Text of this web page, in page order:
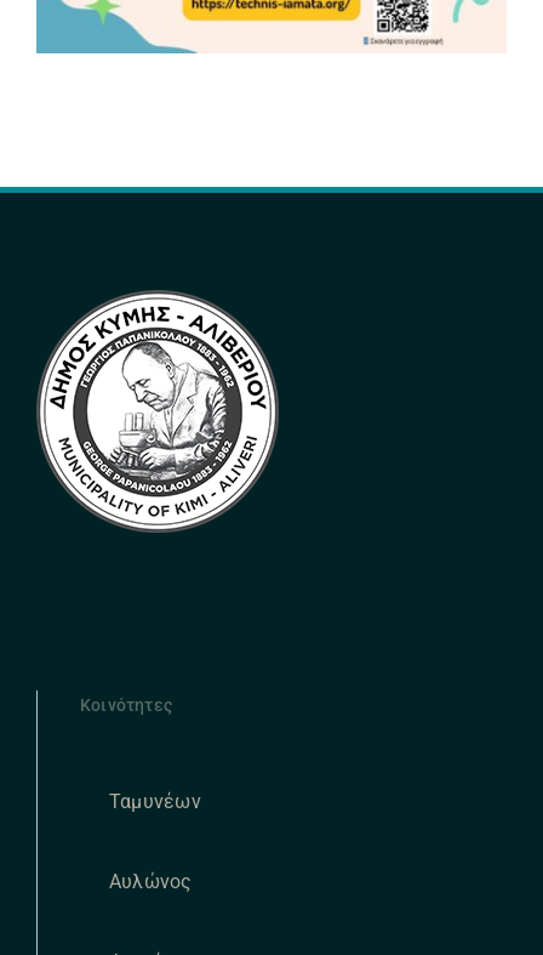
Κοινότητες
Ταμυνέων
Αυλώνος